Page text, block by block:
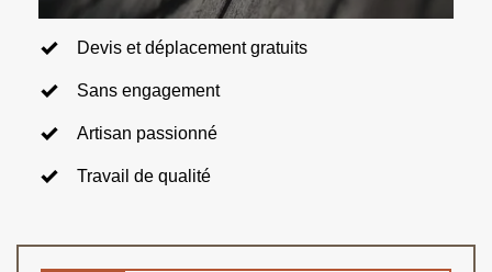
Devis et déplacement gratuits
Sans engagement
Artisan passionné
Travail de qualité